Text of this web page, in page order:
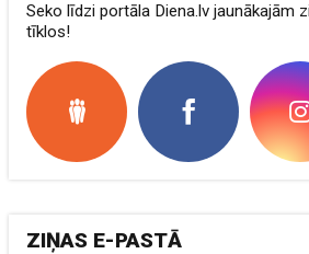
Seko līdzi portāla Diena.lv jaunākajām
tīklos!
ZIŅAS E-PASTĀ